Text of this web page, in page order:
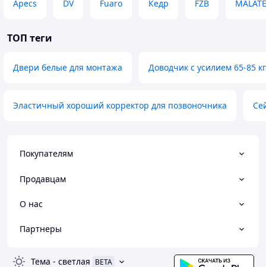
Apecs DV Fuaro Кедр FZB
ТОП теги
Двери белые для монтажа Доводчик с усилием 65-85 кг
Эластичный хороший корректор для позвоночника
Покупателям
Продавцам
О нас
Партнеры
Тема - светлая BETA